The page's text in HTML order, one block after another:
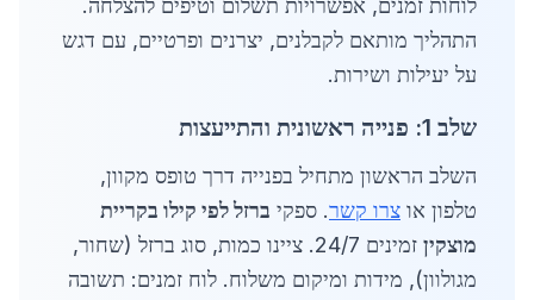
לוחות זמנים, אפשרויות תשלום וטיפים להצלחה.
התהליך מותאם לקבלנים, יצרנים ופרטיים, עם דגש
על יעילות ושירות.
שלב 1: פנייה ראשונית והתייעצות
השלב הראשון מתחיל בפנייה דרך טופס מקוון,
טלפון או צרו קשר. ספקי ברזל לפי קילו בקריית
מוצקין
זמינים 24/7. ציינו כמות, סוג ברזל (שחור,
מגולוון), מידות ומיקום משלוח. לוח זמנים: תשובה